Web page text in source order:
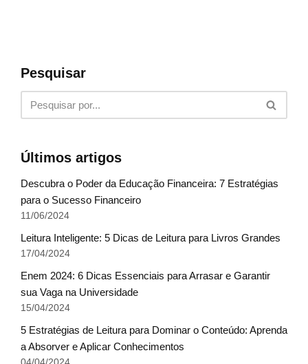
Pesquisar
Últimos artigos
Descubra o Poder da Educação Financeira: 7 Estratégias
para o Sucesso Financeiro
11/06/2024
Leitura Inteligente: 5 Dicas de Leitura para Livros Grandes
17/04/2024
Enem 2024: 6 Dicas Essenciais para Arrasar e Garantir
sua Vaga na Universidade
15/04/2024
5 Estratégias de Leitura para Dominar o Conteúdo: Aprenda
a Absorver e Aplicar Conhecimentos